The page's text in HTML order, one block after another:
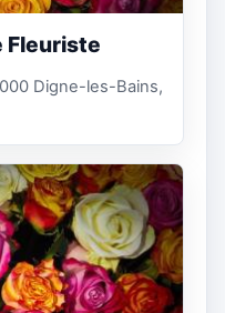
Fleuriste
Digne-les-Bains,